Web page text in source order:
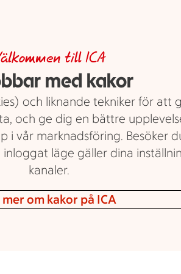
ägg och ströbröd hör till
men med enkla knep
ta mer plats och
med en enkel råvara. Vi
visar hur!
Thielen Uppdaterad: 16 april 2026
bra panering kan lyfta även en
till ICA
med kakor
och liknande tekniker för att
och ge dig en bättre
i vår marknadsföring. Besöker
läge gäller dina
kanaler.
mer om kakor på ICA